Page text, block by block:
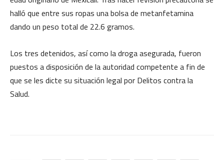
halló que entre sus ropas una bolsa de metanfetamina
dando un peso total de 22.6 gramos.
Los tres detenidos, así como la droga asegurada, fueron
puestos a disposición de la autoridad competente a fin de
que se les dicte su situación legal por Delitos contra la
Salud.